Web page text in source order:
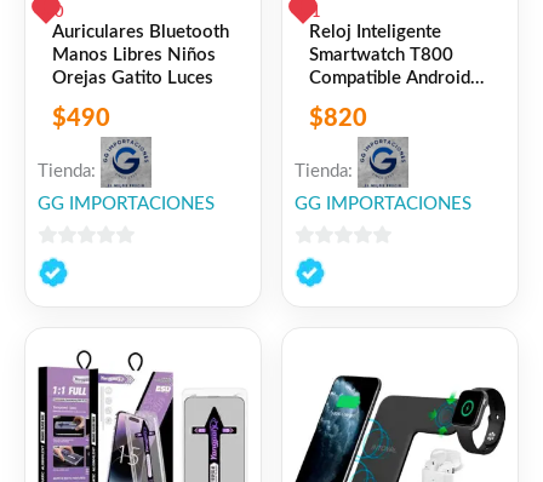
0
Auriculares Bluetooth
Manos Libres Niños
Orejas Gatito Luces
$490
Tienda:
GG IMPORTACIONES
0
de
1
Reloj Inteligente
Smartwatch T800
Compatible Android
iPhone
$820
Tienda:
GG IMPORTACIONES
0
de